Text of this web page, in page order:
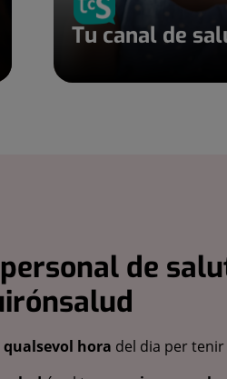
Tu canal de
de
qualsevol hora del dia per